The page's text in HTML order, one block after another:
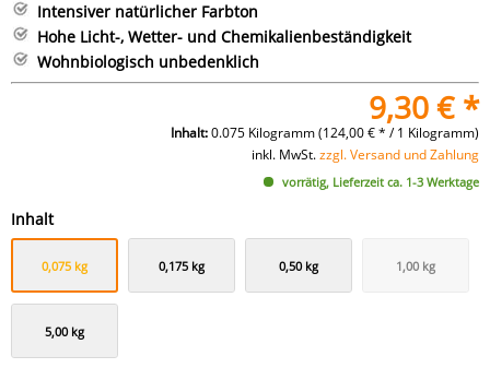
Intensiver natürlicher Farbton
Hohe Licht-, Wetter- und Chemikalienbeständigkeit
Wohnbiologisch unbedenklich
9,30 € *
Inhalt:0.075 Kilogramm (124,00 € * / 1 Kilogramm)
inkl. MwSt.zzgl. Versand und Zahlung
vorrätig, Lieferzeit ca. 1-3 Werktage
Inhalt
0,075 kg 0,175 kg 0,50 kg 1,00 kg
5,00 kg